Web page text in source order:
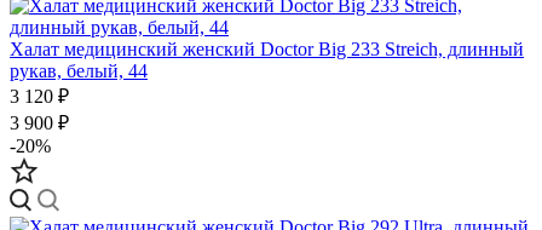
Халат медицинский женский Doctor Big 233 Streich, длинный
рукав, белый, 44
3 120 ₽
3 900 ₽
-20%